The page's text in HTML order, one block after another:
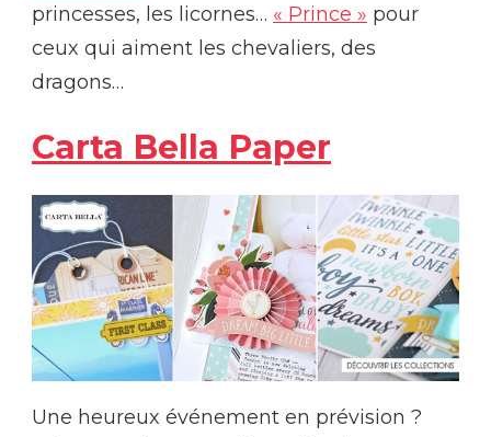
princesses, les licornes… « Prince » pour
ceux qui aiment les chevaliers, des
dragons…
Carta Bella Paper
Une heureux événement en prévision ?